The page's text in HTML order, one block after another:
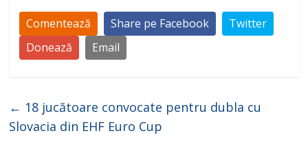
Comentează Share pe Facebook
Twitter
Donează
Email
← 18 jucătoare convocate pentru dubla cu
Slovacia din EHF Euro Cup